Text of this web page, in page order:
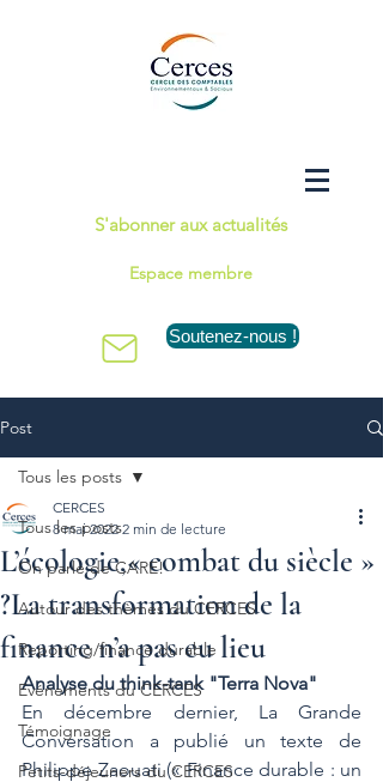
S'abonner aux actualités
Espace membre
Soutenez-nous !
Post
Tous les posts
On parle de CARE!
Autour des thèmes du CERCES
Reporting/finance durable
Evénements du CERCES
Témoignage
Petits-déjeuners du CERCES
Tous les posts
L’écologie,« combat du siècle »
?La transformation de la
finance n’a pas eu lieu
CERCES
8 mai 2022 2 min de lecture
Analyse du think-tank "Terra Nova"
En décembre dernier, La Grande
Conversation a publié un texte de
Philippe Zaouati (« Finance durable : un